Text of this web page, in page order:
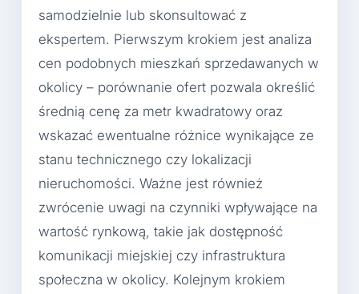
samodzielnie lub skonsultować z
ekspertem. Pierwszym krokiem jest analiza
cen podobnych mieszkań sprzedawanych w
okolicy – porównanie ofert pozwala określić
średnią cenę za metr kwadratowy oraz
wskazać ewentualne różnice wynikające ze
stanu technicznego czy lokalizacji
nieruchomości. Ważne jest również
zwrócenie uwagi na czynniki wpływające na
wartość rynkową, takie jak dostępność
komunikacji miejskiej czy infrastruktura
społeczna w okolicy. Kolejnym krokiem